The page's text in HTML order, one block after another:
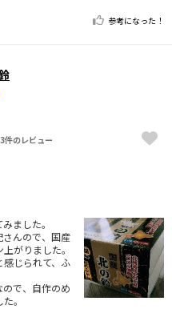
参考になった！
件のレビュー
ました。
んので、国産
がりました。
感じられて、ふ
で、自作のめ
。